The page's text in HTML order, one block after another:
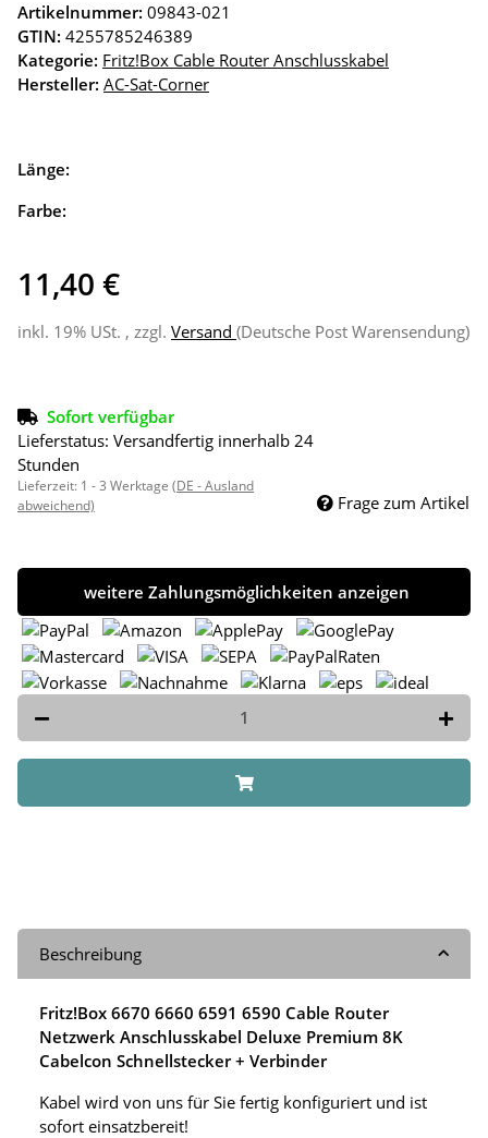
Artikelnummer: 09843-021
GTIN: 4255785246389
Kategorie: Fritz!Box Cable Router Anschlusskabel
Hersteller: AC-Sat-Corner
Länge:
Farbe:
11,40 €
inkl. 19% USt. , zzgl. Versand (Deutsche Post Warensendung)
Sofort verfügbar
Lieferstatus: Versandfertig innerhalb 24
Stunden
Lieferzeit: 1 - 3 Werktage (DE - Ausland
abweichend)
Frage zum Artikel
weitere Zahlungsmöglichkeiten anzeigen
Beschreibung
Fritz!Box 6670 6660 6591 6590 Cable Router
Netzwerk Anschlusskabel Deluxe Premium 8K
Cabelcon Schnellstecker + Verbinder
Kabel wird von uns für Sie fertig konfiguriert und ist
sofort einsatzbereit!